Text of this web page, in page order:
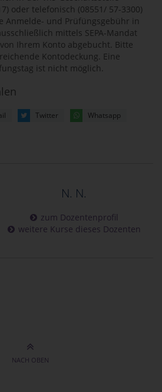
oder telefonisch (08551/ 57-3300)
Anmelde- und Prüfüngsgebühr in
mittels SEPA-Mandat
Ihrem Konto abgebucht. Bitte
Kontodeckung. Eine
ist nicht möglich.
Twitter Whatsapp
N. N.
zum Dozentenprofil
weitere Kurse dieses Dozenten
NACH OBEN